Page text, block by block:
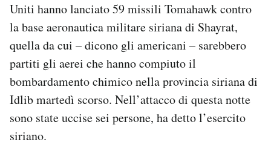
Uniti hanno lanciato 59 missili Tomahawk contro
la base aeronautica militare siriana di Shayrat,
quella da cui – dicono gli americani – sarebbero
partiti gli aerei che hanno compiuto il
bombardamento chimico nella provincia siriana di
Idlib martedì scorso. Nell’attacco di questa notte
sono state uccise sei persone, ha detto l’esercito
siriano.